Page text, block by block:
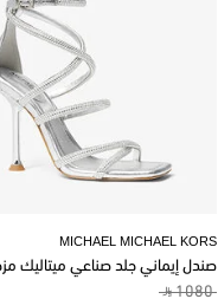
MICHAEL MICHAEL KORS
صندل إيماني جلد صناعي ميتاليك
‎ ⃁ 1080 ‎